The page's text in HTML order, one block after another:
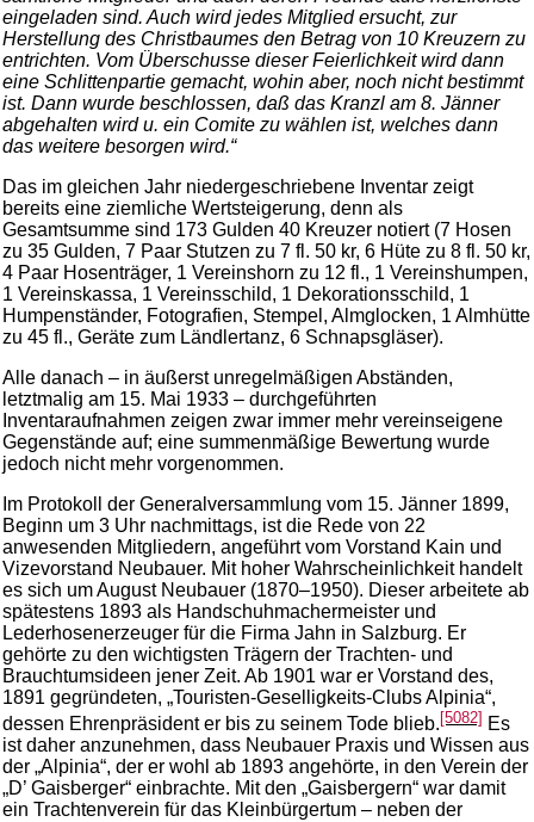
eingeladen sind. Auch wird jedes Mitglied ersucht, zur
Herstellung des Christbaumes den Betrag von 10 Kreuzern zu
entrichten. Vom Überschusse dieser Feierlichkeit wird dann
eine Schlittenpartie gemacht, wohin aber, noch nicht bestimmt
ist. Dann wurde beschlossen, daß das Kranzl am 8. Jänner
abgehalten wird u. ein Comite zu wählen ist, welches dann
das weitere besorgen wird.“
Das im gleichen Jahr niedergeschriebene Inventar zeigt
bereits eine ziemliche Wertsteigerung, denn als
Gesamtsumme sind 173 Gulden 40 Kreuzer notiert (7 Hosen
zu 35 Gulden, 7 Paar Stutzen zu 7 fl. 50 kr, 6 Hüte zu 8 fl. 50 kr,
4 Paar Hosenträger, 1 Vereinshorn zu 12 fl., 1 Vereinshumpen,
1 Vereinskassa, 1 Vereinsschild, 1 Dekorationsschild, 1
Humpenständer, Fotografien, Stempel, Almglocken, 1 Almhütte
zu 45 fl., Geräte zum Ländlertanz, 6 Schnapsgläser).
Alle danach – in äußerst unregelmäßigen Abständen,
letztmalig am 15. Mai 1933 – durchgeführten
Inventaraufnahmen zeigen zwar immer mehr vereinseigene
Gegenstände auf; eine summenmäßige Bewertung wurde
jedoch nicht mehr vorgenommen.
Im Protokoll der Generalversammlung vom 15. Jänner 1899,
Beginn um 3 Uhr nachmittags, ist die Rede von 22
anwesenden Mitgliedern, angeführt vom Vorstand Kain und
Vizevorstand Neubauer. Mit hoher Wahrscheinlichkeit handelt
es sich um August Neubauer (1870–1950). Dieser arbeitete ab
spätestens 1893 als Handschuhmachermeister und
Lederhosenerzeuger für die Firma Jahn in Salzburg. Er
gehörte zu den wichtigsten Trägern der Trachten- und
Brauchtumsideen jener Zeit. Ab 1901 war er Vorstand des,
1891 gegründeten, „Touristen-Geselligkeits-Clubs Alpinia“,
dessen Ehrenpräsident er bis zu seinem Tode blieb. [5082] Es
ist daher anzunehmen, dass Neubauer Praxis und Wissen aus
der „Alpinia“, der er wohl ab 1893 angehörte, in den Verein der
„D’ Gaisberger“ einbrachte. Mit den „Gaisbergern“ war damit
ein Trachtenverein für das Kleinbürgertum – neben der